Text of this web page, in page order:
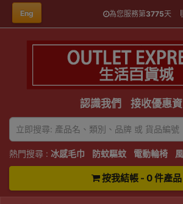
Eng 為您服務第3775天
認識我們 接收優惠
熱門搜尋 : 冰感毛巾 防蚊驅蚊 電動輪椅
按我結帳 - 0 件產品